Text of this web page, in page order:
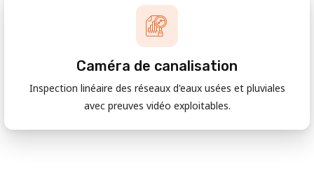
Caméra de canalisation
Inspection linéaire des réseaux d'eaux usées et pluviales
avec preuves vidéo exploitables.